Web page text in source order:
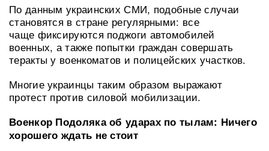
По данным украинских СМИ, подобные случаи
становятся в стране регулярными: все
чаще фиксируются поджоги автомобилей
военных, а также попытки граждан совершать
теракты у военкоматов и полицейских участков.
Многие украинцы таким образом выражают
протест против силовой мобилизации.
Военкор Подоляка об ударах по тылам: Ничего
хорошего ждать не стоит